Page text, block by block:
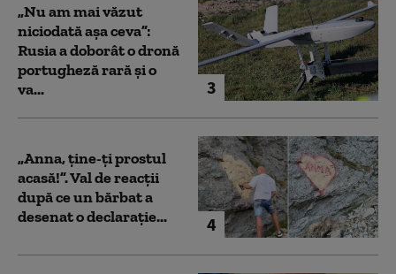
3
„Nu am mai văzut
niciodată așa ceva”:
Rusia a doborât o dronă
portugheză rară și o
va...
4
„Anna, ţine-ţi prostul
acasă!”. Val de reacții
după ce un bărbat a
desenat o declarație...